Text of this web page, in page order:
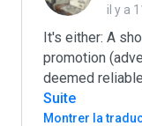
il y a
It's either: A
promotion
deemed
Suite
Montrer la